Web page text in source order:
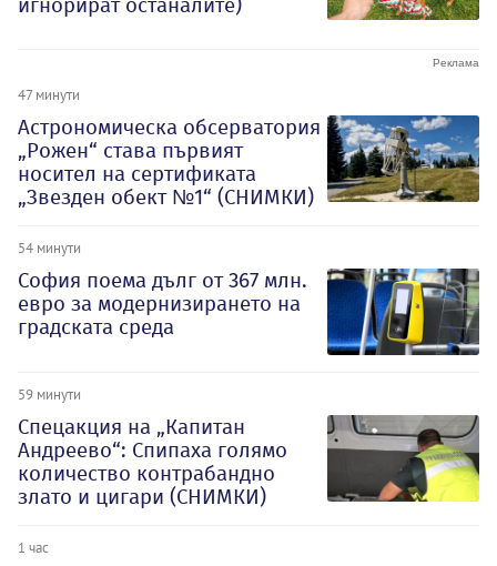
47 минути
Астрономическа обсерватория
„Рожен“ става първият
носител на сертификата
„Звезден обект №1“ (СНИМКИ)
54 минути
София поема дълг от 367 млн.
евро за модернизирането на
градската среда
59 минути
Спецакция на „Капитан
Андреево“: Спипаха голямо
количество контрабандно
злато и цигари (СНИМКИ)
1 час